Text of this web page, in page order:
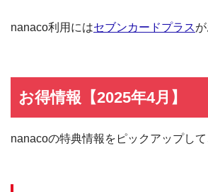
nanaco利用にはセブンカードプラス
お得情報【2025年4月】
nanacoの特典情報をピックアップして